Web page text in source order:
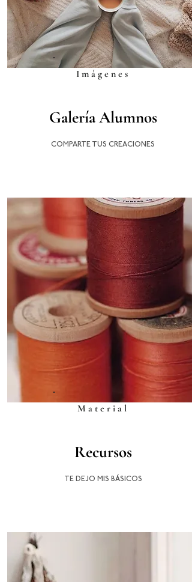
Imágenes
Galería Alumnos
COMPARTE TUS CREACIONES
Material
Recursos
TE DEJO MIS BÁSICOS